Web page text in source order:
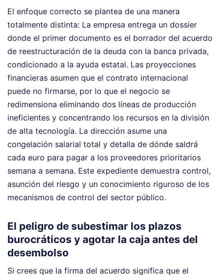
El enfoque correcto se plantea de una manera
totalmente distinta: La empresa entrega un dossier
donde el primer documento es el borrador del acuerdo
de reestructuración de la deuda con la banca privada,
condicionado a la ayuda estatal. Las proyecciones
financieras asumen que el contrato internacional
puede no firmarse, por lo que el negocio se
redimensiona eliminando dos líneas de producción
ineficientes y concentrando los recursos en la división
de alta tecnología. La dirección asume una
congelación salarial total y detalla de dónde saldrá
cada euro para pagar a los proveedores prioritarios
semana a semana. Este expediente demuestra control,
asunción del riesgo y un conocimiento riguroso de los
mecanismos de control del sector público.
El peligro de subestimar los plazos
burocráticos y agotar la caja antes del
desembolso
Si crees que la firma del acuerdo significa que el